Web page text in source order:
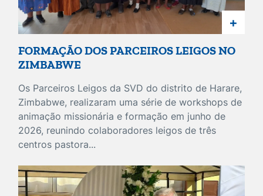
+
FORMAÇÃO DOS PARCEIROS LEIGOS NO
ZIMBABWE
Os Parceiros Leigos da SVD do distrito de Harare,
Zimbabwe, realizaram uma série de workshops de
animação missionária e formação em junho de
2026, reunindo colaboradores leigos de três
centros pastora...